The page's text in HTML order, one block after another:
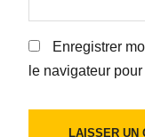
Enregistrer
le navigateur